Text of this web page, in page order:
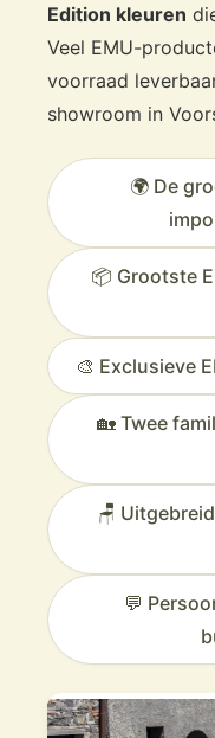
Edition kleuren
Veel EMU-
voorraad
showroom in
🌍 De
📦 Grootste
🎨 Exclusieve
🏡 Twee
🪑
💬